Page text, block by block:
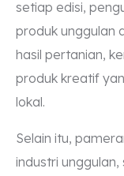
setiap edisi,
produk unggulan
hasil pertanian,
produk kreatif
lokal.
Selain itu,
industri